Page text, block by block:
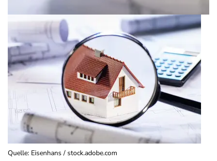
Quelle: Eisenhans / stock.adobe.com